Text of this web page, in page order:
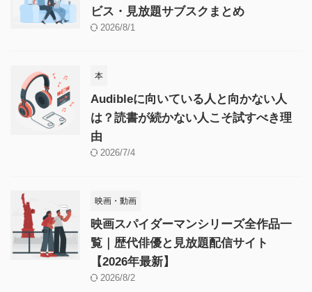
ビス・見放題サブスクまとめ
2026/8/1
本
Audibleに向いている人と向かない人
は？読書が続かない人こそ試すべき理
由
2026/7/4
映画・動画
映画スパイダーマンシリーズ全作品一
覧｜歴代俳優と見放題配信サイト
【2026年最新】
2026/8/2